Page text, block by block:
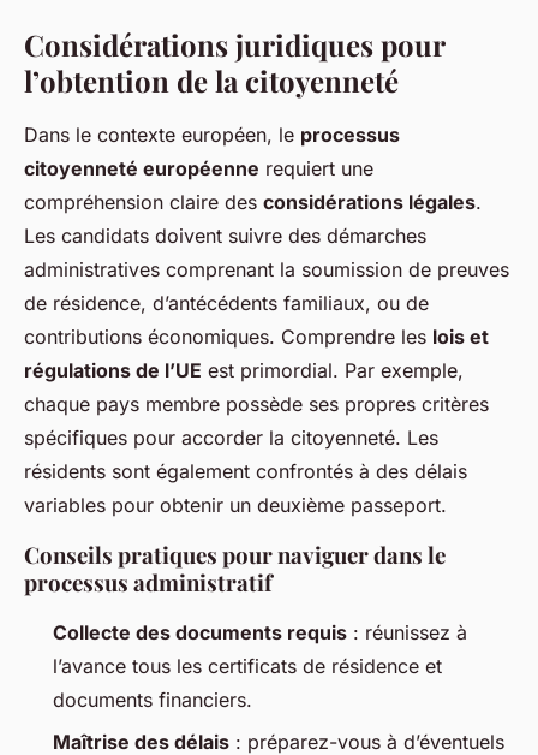
Considérations juridiques pour
l’obtention de la citoyenneté
Dans le contexte européen, le processus
citoyenneté européenne requiert une
compréhension claire des considérations légales.
Les candidats doivent suivre des démarches
administratives comprenant la soumission de preuves
de résidence, d’antécédents familiaux, ou de
contributions économiques. Comprendre les lois et
régulations de l’UE est primordial. Par exemple,
chaque pays membre possède ses propres critères
spécifiques pour accorder la citoyenneté. Les
résidents sont également confrontés à des délais
variables pour obtenir un deuxième passeport.
Conseils pratiques pour naviguer dans le
processus administratif
Collecte des documents requis : réunissez à
l’avance tous les certificats de résidence et
documents financiers.
Maîtrise des délais : préparez-vous à d’éventuels